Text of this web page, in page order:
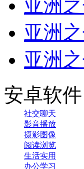
亚洲
亚洲
亚洲
安卓软件
社交聊天
影音播放
摄影图像
阅读浏览
生活实用
办公学习